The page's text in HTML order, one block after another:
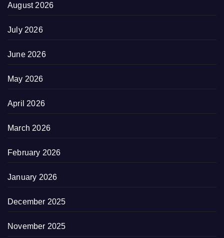
August 2026
July 2026
June 2026
May 2026
April 2026
March 2026
February 2026
January 2026
December 2025
November 2025